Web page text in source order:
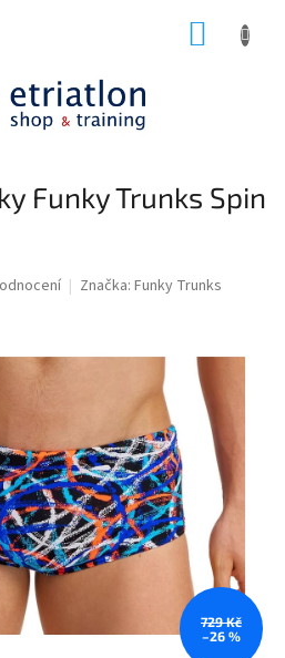
Funky Trunks Spin
Značka: Funky Trunks
729 Kč
–26 %